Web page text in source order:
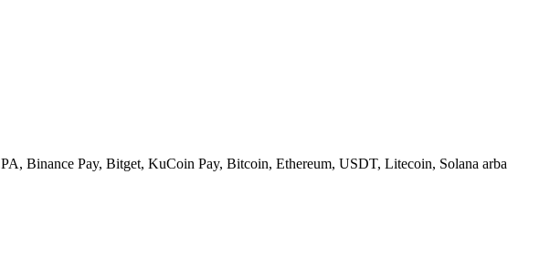
Binance Pay, Bitget, KuCoin Pay, Bitcoin, Ethereum, USDT, Litecoin, Solana arba